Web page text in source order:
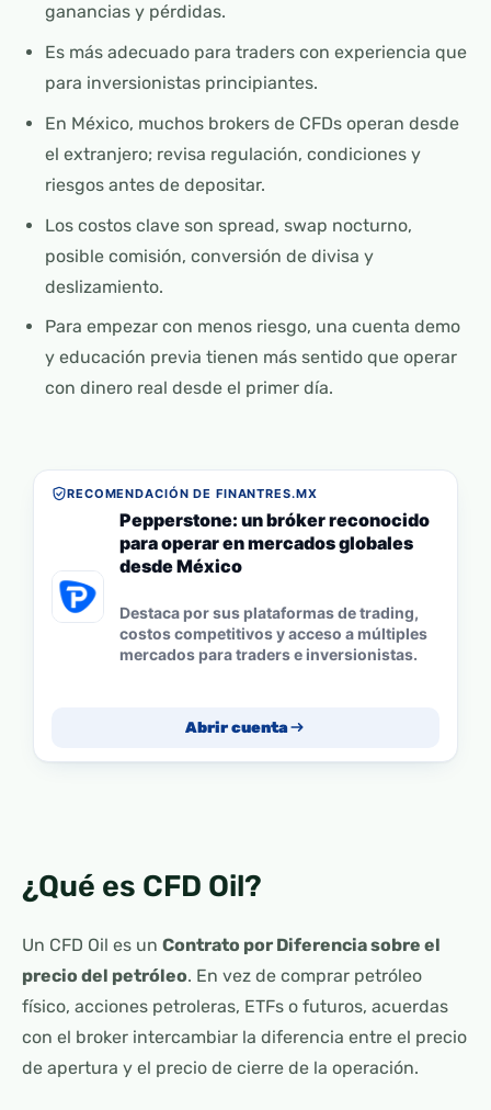
ganancias y pérdidas.
Es más adecuado para traders con experiencia que
para inversionistas principiantes.
En México, muchos brokers de CFDs operan desde
el extranjero; revisa regulación, condiciones y
riesgos antes de depositar.
Los costos clave son spread, swap nocturno,
posible comisión, conversión de divisa y
deslizamiento.
Para empezar con menos riesgo, una cuenta demo
y educación previa tienen más sentido que operar
con dinero real desde el primer día.
RECOMENDACIÓN DE FINANTRES.MX
Pepperstone: un bróker reconocido
para operar en mercados globales
desde México
Destaca por sus plataformas de trading,
costos competitivos y acceso a múltiples
mercados para traders e inversionistas.
Abrir cuenta
¿Qué es CFD Oil?
Un CFD Oil es un Contrato por Diferencia sobre el
precio del petróleo. En vez de comprar petróleo
físico, acciones petroleras, ETFs o futuros, acuerdas
con el broker intercambiar la diferencia entre el precio
de apertura y el precio de cierre de la operación.